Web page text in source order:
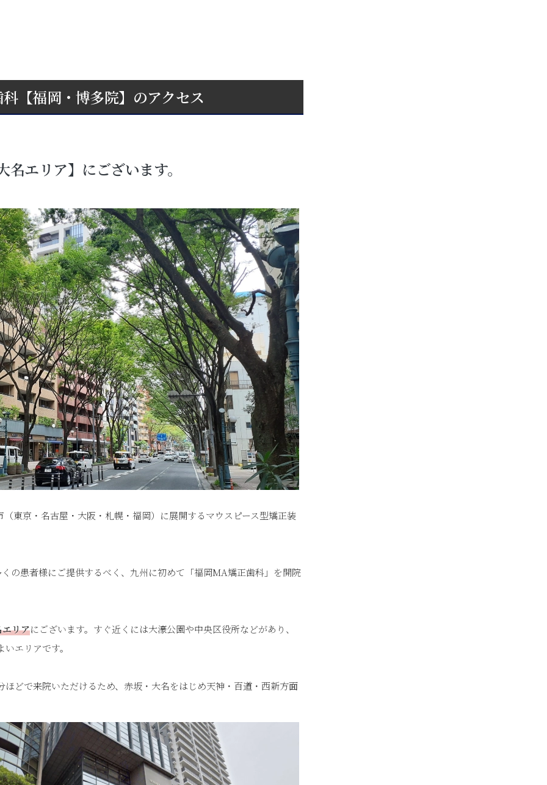
【福岡・博多院】のアクセス
エリア】にございます。
東京・名古屋・大阪・札幌・福岡）に展開するマウスピース型矯正装
の患者様にご提供するべく、九州に初めて「福岡MA矯正歯科」を開院
リアにございます。すぐ近くには大濠公園や中央区役所などがあり、
エリアです。
どで来院いただけるため、赤坂・大名をはじめ天神・百道・西新方面